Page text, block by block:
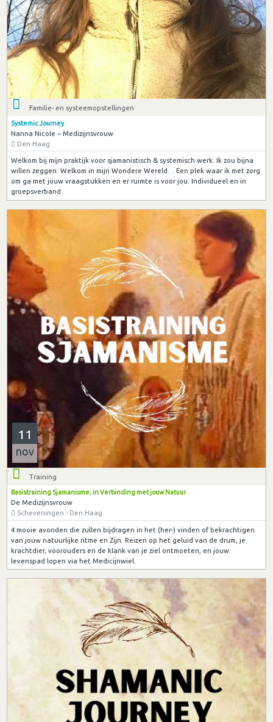
Familie- en systeemopstellingen
Systemic Journey
Nanna Nicole ~ Medizijnsvrouw
Den Haag
Welkom bij mijn praktijk voor sjamanistisch & systemisch werk. Ik zou bijna
willen zeggen: Welkom in mijn Wondere Wereld… Een plek waar ik met zorg
om ga met jouw vraagstukken en er ruimte is voor jou. Individueel en in
groepsverband .
11
nov
Training
Basistraining Sjamanisme; in Verbinding met jouw Natuur
De Medizijnsvrouw
Scheveningen - Den Haag
4 mooie avonden die zullen bijdragen in het (her-) vinden of bekrachtigen
van jouw natuurlijke ritme en Zijn. Reizen op het geluid van de drum, je
krachtdier, voorouders en de klank van je ziel ontmoeten, en jouw
levenspad lopen via het Medicijnwiel.